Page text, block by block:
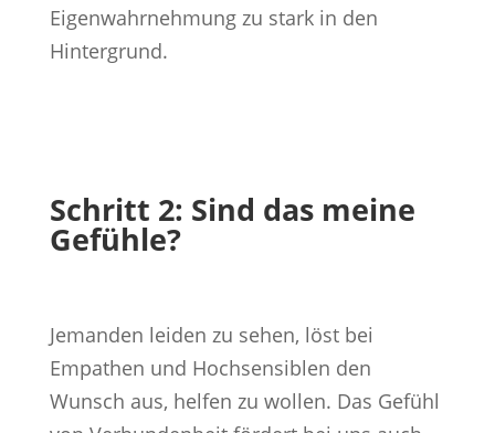
Eigenwahrnehmung zu stark in den
Hintergrund.
Schritt 2: Sind das meine
Gefühle?
Jemanden leiden zu sehen, löst bei
Empathen und Hochsensiblen den
Wunsch aus, helfen zu wollen. Das Gefühl